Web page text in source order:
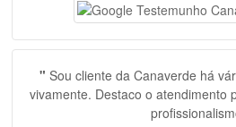
" Sou cliente da Canaverde há
vivamente. Destaco o atendimento